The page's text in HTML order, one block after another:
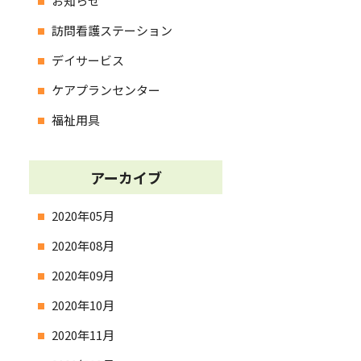
訪問看護ステーション
デイサービス
ケアプランセンター
福祉用具
アーカイブ
2020年05月
2020年08月
2020年09月
2020年10月
2020年11月